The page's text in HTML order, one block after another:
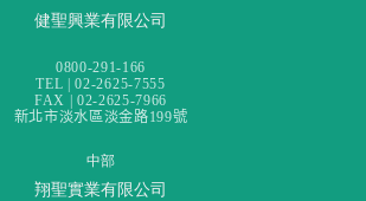
健聖興業有限公司
0800-291-166
TEL | 02-2625-7555
FAX | 02-2625-7966
新北市淡水區淡金路199號
中部
翔聖實業有限公司